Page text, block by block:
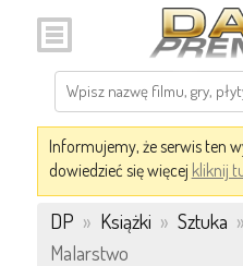
Informujemy, że serwis ten
dowiedzieć się więcej kliknij
DP » Książki » Sztuka »
Malarstwo